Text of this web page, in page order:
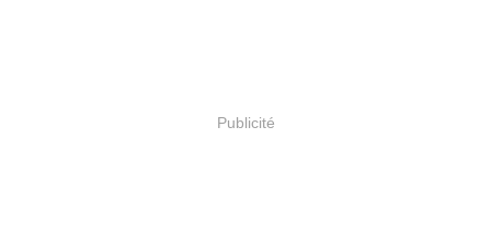
Publicité